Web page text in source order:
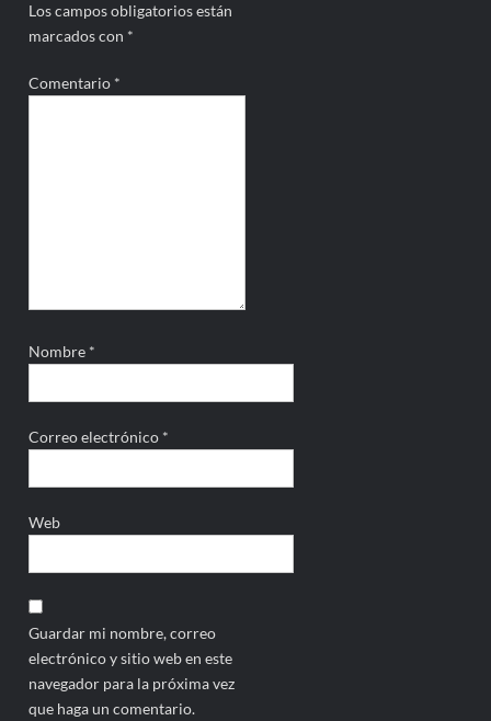
Los campos obligatorios están
marcados con *
Comentario *
Nombre *
Correo electrónico *
Web
Guardar mi nombre, correo
electrónico y sitio web en este
navegador para la próxima vez
que haga un comentario.